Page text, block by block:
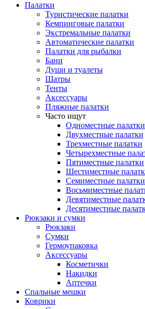
Палатки
Туристические палатки
Кемпинговые палатки
Экстремальные палатки
Автоматические палатки
Палатки для рыбалки
Бани
Души и туалеты
Шатры
Тенты
Аксессуары
Пляжные палатки
Часто ищут
Одноместные палатки
Двухместные палатки
Трехместные палатки
Четырехместные
Пятиместные палатки
Шестиместные
Семиместные палатки
Восьмиместные
Девятиместные
Десятиместные
Рюкзаки и сумки
Рюкзаки
Сумки
Гермоупаковка
Аксессуары
Косметички
Накидки
Аптечки
Спальные мешки
Коврики